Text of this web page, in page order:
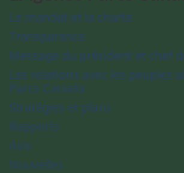
Le mandat et la charte
Transparence
Message du président et chef
Les relations avec les peuples
Parcs Canada
Stratégies et plans
Rapports
Avis
Nouvelles